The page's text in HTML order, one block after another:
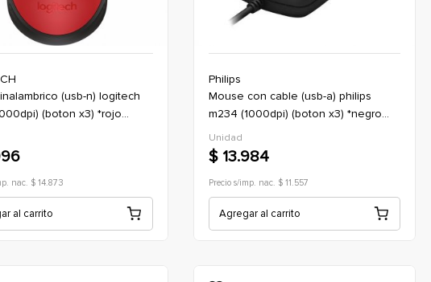
(boton x3) *rojo
nac. $ 14.873
al carrito
Philips
mouse con cable (usb-a) philips
m234 (1000dpi) (boton x3) *negro
(oficina)
Unidad
$ 13.984
Precio s/imp. nac. $ 11.557
Agregar al carrito